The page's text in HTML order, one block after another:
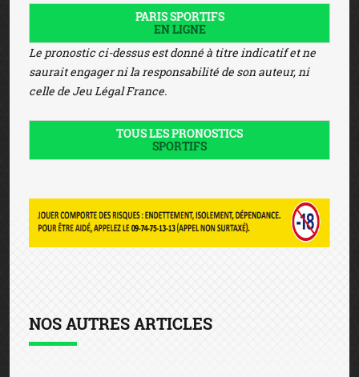
PARIS SPORTIFS
EN LIGNE
Le pronostic ci-dessus est donné à titre indicatif et ne
saurait engager ni la responsabilité de son auteur, ni
celle de Jeu Légal France.
TOUS LES PRONOSTICS
SPORTIFS
NOS AUTRES ARTICLES